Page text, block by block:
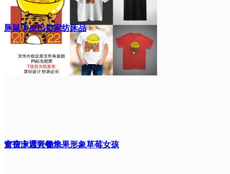
豚鼠卡皮巴拉家纺床品
窗帘凉席野餐垫
女孩卡通人物水果形象草莓女孩